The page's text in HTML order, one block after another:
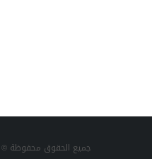
جميع الحقوق محفوظة ©